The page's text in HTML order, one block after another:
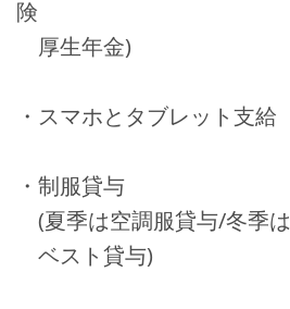
険
厚生年金)
・スマホとタブレット支給
・制服貸与
(夏季は空調服貸与/冬季
ベスト貸与)